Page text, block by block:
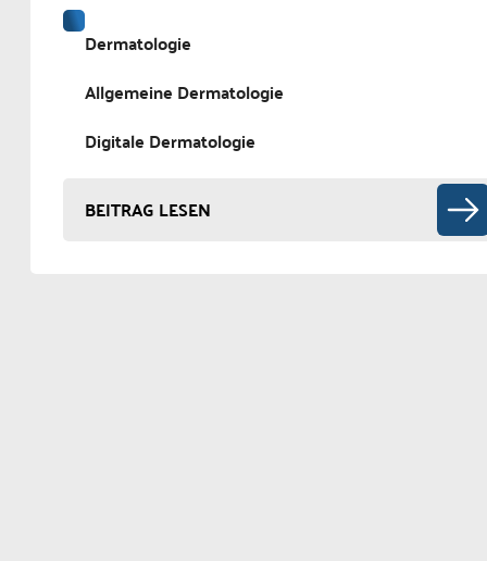
Dermatologie
Allgemeine Dermatologie
Digitale Dermatologie
BEITRAG LESEN